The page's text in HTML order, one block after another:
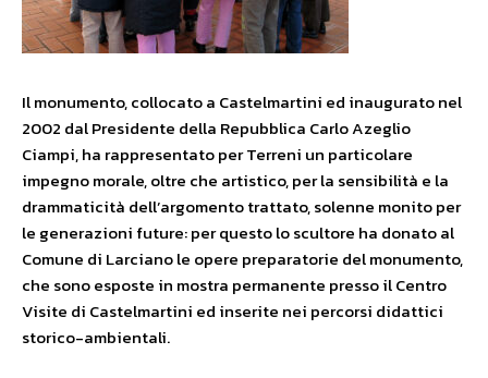
Il monumento, collocato a Castelmartini ed inaugurato nel
2002 dal Presidente della Repubblica Carlo Azeglio
Ciampi, ha rappresentato per Terreni un particolare
impegno morale, oltre che artistico, per la sensibilità e la
drammaticità dell’argomento trattato, solenne monito per
le generazioni future: per questo lo scultore ha donato al
Comune di Larciano le opere preparatorie del monumento,
che sono esposte in mostra permanente presso il Centro
Visite di Castelmartini ed inserite nei percorsi didattici
storico-ambientali.